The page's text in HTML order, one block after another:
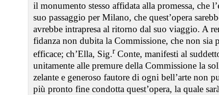
il monumento stesso affidata alla promessa, che
suo passaggio per Milano, che quest’opera
avrebbe intrapresa al ritorno dal suo viaggio. A
fidanza non dubita la Commissione, che non sia
efficace; ch’Ella, Sig.rConte, manifesti al
unitamente alle premure della Commissione la
zelante e generoso fautore di ogni bell’arte non
più pronto fine condotta quest’opera, la quale